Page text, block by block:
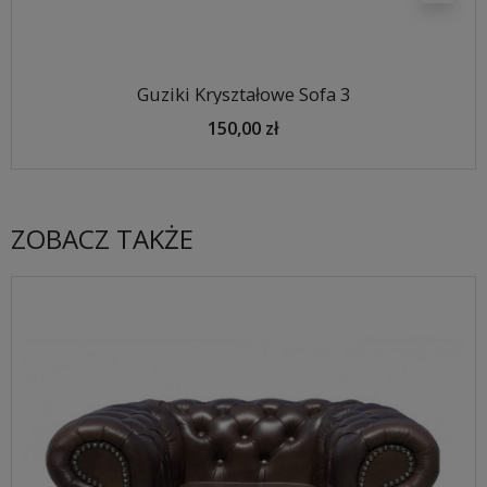
Guziki Kryształowe Sofa 3
150,00 zł
ZOBACZ TAKŻE